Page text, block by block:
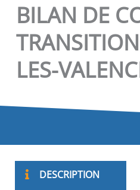
BILAN DE
LES-
DESCRIPTION